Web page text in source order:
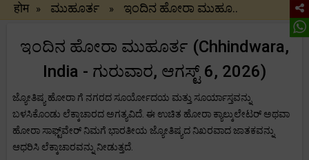
होम » ಮುಹೂರ್ತ » ಇಂದಿನ ಹೋರಾ ಮುಹೂ..
ಇಂದಿನ ಹೋರಾ ಮುಹೂರ್ತ (Chhindwara,
India - ಗುರುವಾರ, ಆಗಸ್ಟ್ 6, 2026)
ಜ್ಯೋತಿಷ್ಯ ಹೋರಾ ಗೆ ನಗರದ ಸೂರ್ಯೋದಯ ಮತ್ತು ಸೂರ್ಯಾಸ್ತವನ್ನು
ಬಳಸಿಕೊಂಡು ಲೆಕ್ಕಾಚಾರದ ಅಗತ್ಯವಿದೆ. ಈ ಉಚಿತ ಹೋರಾ ಕ್ಯಾಲ್ಕುಲೇಟರ್ ಅಥವಾ
ಹೋರಾ ಸಾಫ್ಟ್‌ವೇರ್ ನಿಮಗೆ ಭಾರತೀಯ ಜ್ಯೋತಿಷ್ಯದ ನಿಖರವಾದ ಜಾತಕವನ್ನು
ಆಧರಿಸಿ ಲೆಕ್ಕಾಚಾರವನ್ನು ನೀಡುತ್ತದೆ.